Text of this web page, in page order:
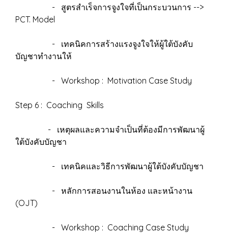
- สูตรสำเร็จการจูงใจที่เป็นกระบวนการ -->
PCT. Model
- เทคนิคการสร้างแรงจูงใจให้ผู้ใต้บังคับ
บัญชาทำงานให้
- Workshop : Motivation Case Study
Step 6 : Coaching Skills
- เหตุผลและความจำเป็นที่ต้องมีการพัฒนาผู้
ใต้บังคับบัญชา
- เทคนิคและวิธีการพัฒนาผู้ใต้บังคับบัญชา
- หลักการสอนงานในห้อง และหน้างาน
(OJT)
- Workshop : Coaching Case Study